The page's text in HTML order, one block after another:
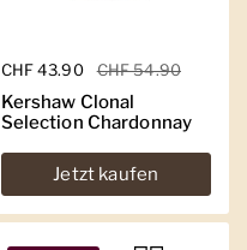
Regulärer Preis
CHF 43.90 Sale-Preis
CHF 54.90
Kershaw Clonal
Selection Chardonnay
Jetzt kaufen